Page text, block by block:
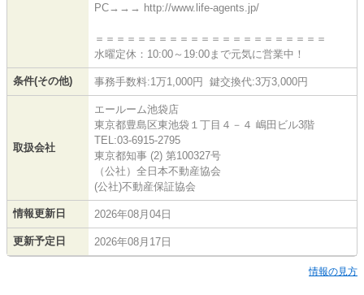
PC→→→ http://www.life-agents.jp/
＝＝＝＝＝＝＝＝＝＝＝＝＝＝＝＝＝＝＝＝＝＝
水曜定休：10:00～19:00まで元気に営業中！
条件(その他) 事務手数料:1万1,000円 鍵交換代:3万3,000円
取扱会社
エールーム池袋店
東京都豊島区東池袋１丁目４－４ 嶋田ビル3階
TEL:03-6915-2795
東京都知事 (2) 第100327号
（公社）全日本不動産協会
(公社)不動産保証協会
情報更新日 2026年08月04日
更新予定日 2026年08月17日
情報の見方